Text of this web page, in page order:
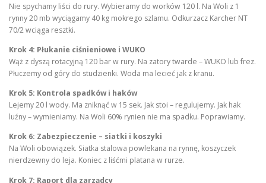
Nie spychamy liści do rury. Wybieramy do worków 120 l. Na Woli z 1
rynny 20 mb wyciągamy 40 kg mokrego szlamu. Odkurzacz Karcher NT
70/2 wciąga resztki.
Krok 4: Płukanie ciśnieniowe i WUKO
Wąż z dyszą rotacyjną 120 bar w rury. Na zatory twarde – WUKO lub frez.
Płuczemy od góry do studzienki. Woda ma lecieć jak z kranu.
Krok 5: Kontrola spadków i haków
Lejemy 20 l wody. Ma zniknąć w 15 sek. Jak stoi – regulujemy. Jak hak
luźny – wymieniamy. Na Woli 60% rynien nie ma spadku. Poprawiamy.
Krok 6: Zabezpieczenie – siatki i koszyki
Na Woli obowiązek. Siatka stalowa powlekana na rynnę, koszyczek
nierdzewny do leja. Koniec z liśćmi platana w rurze.
Krok 7: Raport dla zarządcy